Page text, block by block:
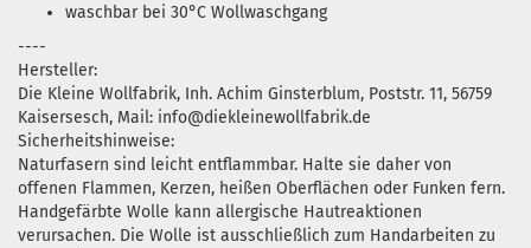
waschbar bei 30°C Wollwaschgang
----
Hersteller:
Die Kleine Wollfabrik, Inh. Achim Ginsterblum, Poststr. 11, 56759
Kaisersesch, Mail: info@diekleinewollfabrik.de
Sicherheitshinweise:
Naturfasern sind leicht entflammbar. Halte sie daher von
offenen Flammen, Kerzen, heißen Oberflächen oder Funken fern.
Handgefärbte Wolle kann allergische Hautreaktionen
verursachen. Die Wolle ist ausschließlich zum Handarbeiten zu